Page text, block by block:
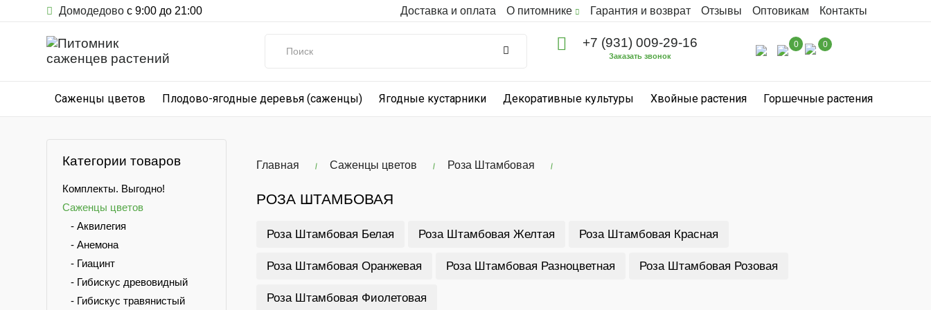
Домодедово с 9:00 до 21:00 Доставка и оплата О питомнике Гарантия и возврат Отзывы Оптовикам Контакты
+7 (931) 009-29-16
Заказать звонок
0 0
Саженцы цветов Плодово-ягодные деревья (саженцы) Ягодные кустарники Декоративные культуры Хвойные растения Горшечные растения
Категории товаров
Комплекты. Выгодно!
Саженцы цветов
- Аквилегия
- Анемона
- Гиацинт
- Гибискус древовидный
- Гибискус травянистый
Главная Саженцы цветов Роза Штамбовая
РОЗА ШТАМБОВАЯ
Роза Штамбовая Белая Роза Штамбовая Желтая Роза Штамбовая Красная
Роза Штамбовая Оранжевая Роза Штамбовая Разноцветная Роза Штамбовая Розовая
Роза Штамбовая Фиолетовая